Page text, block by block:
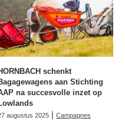
schenkt
aan Stichting
na succesvolle inzet op
augustus 2025 | Campagnes